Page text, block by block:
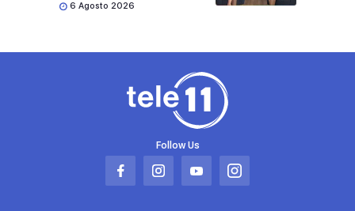
6 Agosto 2026
Follow Us
Abrir
Abrir
Abrir
Abrir